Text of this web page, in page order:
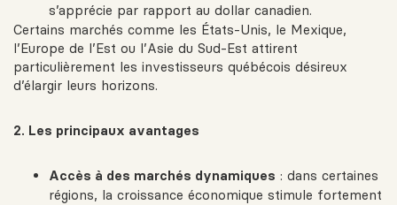
s’apprécie par rapport au dollar canadien.
Certains marchés comme les États-Unis, le Mexique,
l’Europe de l’Est ou l’Asie du Sud-Est attirent
particulièrement les investisseurs québécois désireux
d’élargir leurs horizons.
2. Les principaux avantages
Accès à des marchés dynamiques : dans certaines
régions, la croissance économique stimule fortement